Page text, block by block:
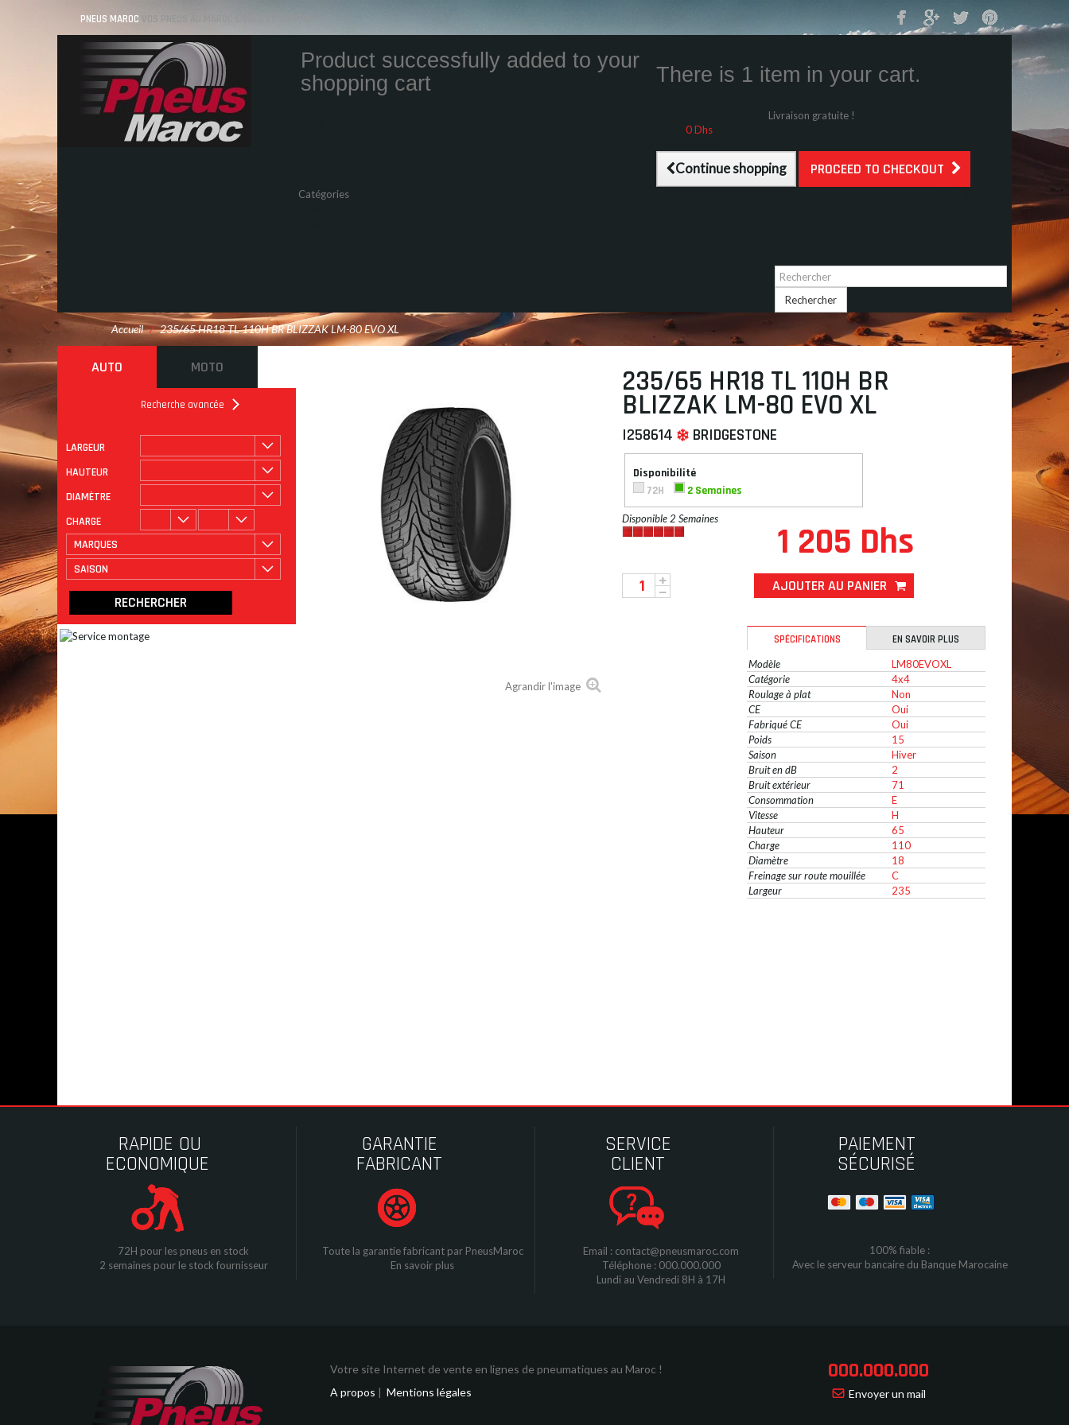
PNEUS MAROC VOS PNEUS AU MAROC LIVRÉS ET MONTÉS
Product successfully added to your
shopping cart
There is 1 item in your cart.
Livraison gratuite !
0 Dhs
Continue shopping PROCEED TO CHECKOUT
Catégories
Rechercher
Accueil / 235/65 HR18 TL 110H BR BLIZZAK LM-80 EVO XL
AUTO MOTO
Recherche avancée
LARGEUR
HAUTEUR
DIAMÈTRE
CHARGE
MARQUES
SAISON
ROULAGE À PLAT
Agrandir l'image
235/65 HR18 TL 110H BR
BLIZZAK LM-80 EVO XL
I258614 BRIDGESTONE
Disponibilité
72H
2 Semaines
Disponible 2 Semaines
1 205 Dhs
AJOUTER AU PANIER
SPÉCIFICATIONS
EN SAVOIR PLUS
Modèle
LM80EVOXL
Catégorie
4x4
Roulage à plat
Non
CE
Oui
Fabriqué CE
Oui
Poids
15
Saison
Hiver
Bruit en dB
2
Bruit extérieur
71
Consommation
E
Vitesse
H
Hauteur
65
Charge
110
Diamètre
18
Freinage sur route mouillée
C
Largeur
235
RAPIDE OU
ECONOMIQUE
72H pour les pneus en stock
2 semaines pour le stock fournisseur
GARANTIE
FABRICANT
Toute la garantie fabricant par PneusMaroc
En savoir plus
SERVICE
CLIENT
Email : contact@pneusmaroc.com
Téléphone : 000.000.000
Lundi au Vendredi 8H à 17H
PAIEMENT
SÉCURISÉ
100% fiable :
Avec le serveur bancaire du Banque Marocaine
Votre site Internet de vente en lignes de pneumatiques au Maroc !
A propos | Mentions légales
000.000.000
Envoyer un mail